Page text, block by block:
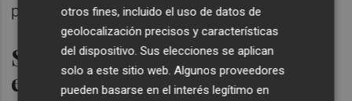
políticas económicas.
Se mantienen las previsiones
económicas
otros fines, incluido el uso de datos de
geolocalización precisos y características
del dispositivo. Sus elecciones se aplican
solo a este sitio web. Algunos proveedores
pueden basarse en el interés legítimo en